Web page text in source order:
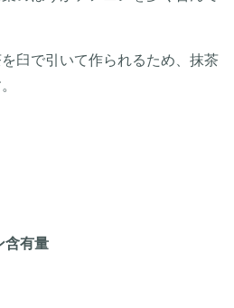
臼で引いて作られるため、抹茶
含有量